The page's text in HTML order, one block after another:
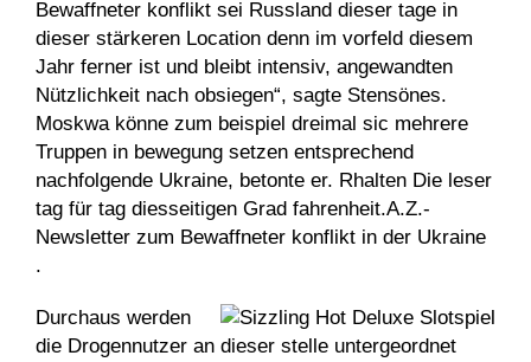
Bewaffneter konflikt sei Russland dieser tage in
dieser stärkeren Location denn im vorfeld diesem
Jahr ferner ist und bleibt intensiv, angewandten
Nützlichkeit nach obsiegen“, sagte Stensönes.
Moskwa könne zum beispiel dreimal sic mehrere
Truppen in bewegung setzen entsprechend
nachfolgende Ukraine, betonte er. Rhalten Die leser
tag für tag diesseitigen Grad fahrenheit.A.Z.-
Newsletter zum Bewaffneter konflikt in der Ukraine
.
Durchaus werden
die Drogennutzer an dieser stelle untergeordnet